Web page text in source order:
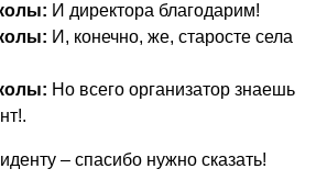
И директора благодарим!
И, конечно, же, старосте села
Но всего организатор знаешь
– спасибо нужно сказать!